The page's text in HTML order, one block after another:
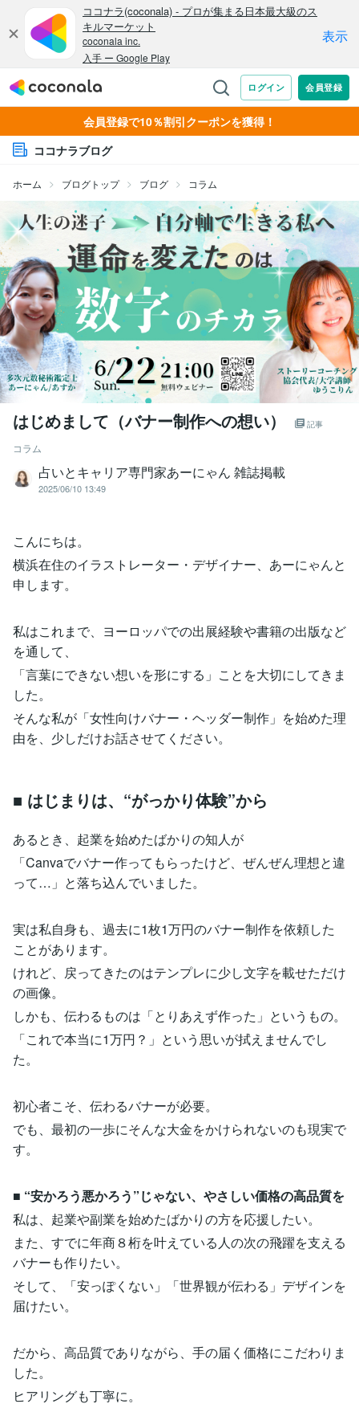
会員登録で10％割引クーポンを獲得！
ココナラブログ
ホーム ブログトップ ブログ コラム
はじめまして（バナー制作への想い） 記事
コラム
占いとキャリア専門家あーにゃん 雑誌掲載
2025/06/10 13:49
こんにちは。
横浜在住のイラストレーター・デザイナー、あーにゃんと
申します。
私はこれまで、ヨーロッパでの出展経験や書籍の出版など
を通して、
「言葉にできない想いを形にする」ことを大切にしてきま
した。
そんな私が「女性向けバナー・ヘッダー制作」を始めた理
由を、少しだけお話させてください。
■ はじまりは、“がっかり体験”から
あるとき、起業を始めたばかりの知人が
「Canvaでバナー作ってもらったけど、ぜんぜん理想と違
って…」と落ち込んでいました。
実は私自身も、過去に1枚1万円のバナー制作を依頼した
ことがあります。
けれど、戻ってきたのはテンプレに少し文字を載せただけ
の画像。
しかも、伝わるものは「とりあえず作った」というもの。
「これで本当に1万円？」という思いが拭えませんでし
た。
初心者こそ、伝わるバナーが必要。
でも、最初の一歩にそんな大金をかけられないのも現実で
す。
■ “安かろう悪かろう”じゃない、やさしい価格の高品質を
私は、起業や副業を始めたばかりの方を応援したい。
また、すでに年商８桁を叶えている人の次の飛躍を支える
バナーも作りたい。
そして、「安っぽくない」「世界観が伝わる」デザインを
届けたい。
だから、高品質でありながら、手の届く価格にこだわりま
した。
ヒアリングも丁寧に。